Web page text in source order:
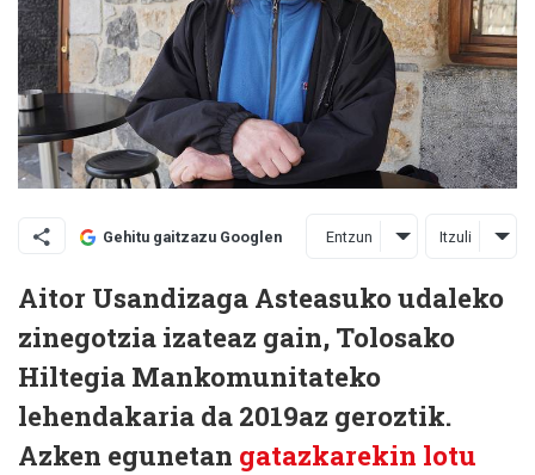
Gehitu gaitzazu Googlen Entzun Itzuli
Aitor Usandizaga Asteasuko udaleko
zinegotzia izateaz gain, Tolosako
Hiltegia Mankomunitateko
lehendakaria da 2019az geroztik.
Azken egunetan gatazkarekin lotu